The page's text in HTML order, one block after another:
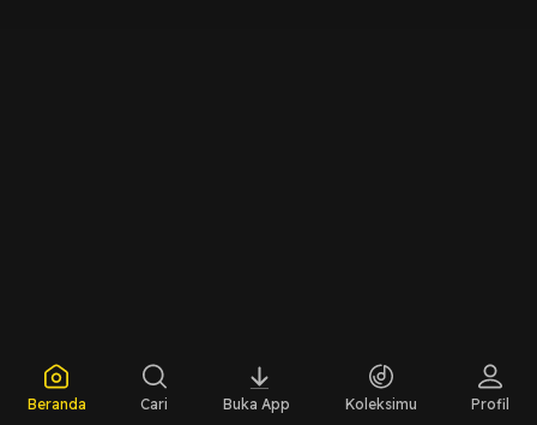
Beranda Cari Buka App Koleksimu Profil